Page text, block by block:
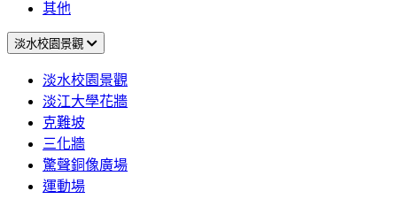
其他
淡水校園景觀
淡水校園景觀
淡江大學花牆
克難坡
三化牆
驚聲銅像廣場
運動場